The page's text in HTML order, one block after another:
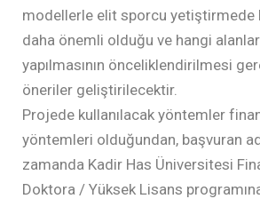
modellerle elit sporcu yetiştirmede
daha önemli olduğu ve hangi
yapılmasının önceliklendirilmesi
öneriler geliştirilecektir.
Projede kullanılacak yöntemler
yöntemleri olduğundan, başvuran
zamanda Kadir Has Üniversitesi
Doktora / Yüksek Lisans